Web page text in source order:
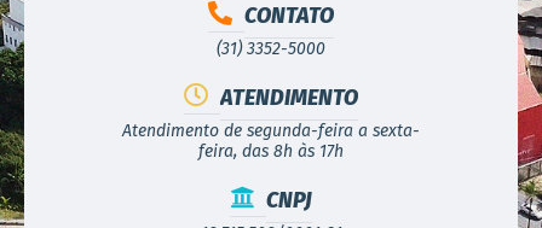
CONTATO
(31) 3352-5000
ATENDIMENTO
Atendimento de segunda-feira a sexta-
feira, das 8h às 17h
CNPJ